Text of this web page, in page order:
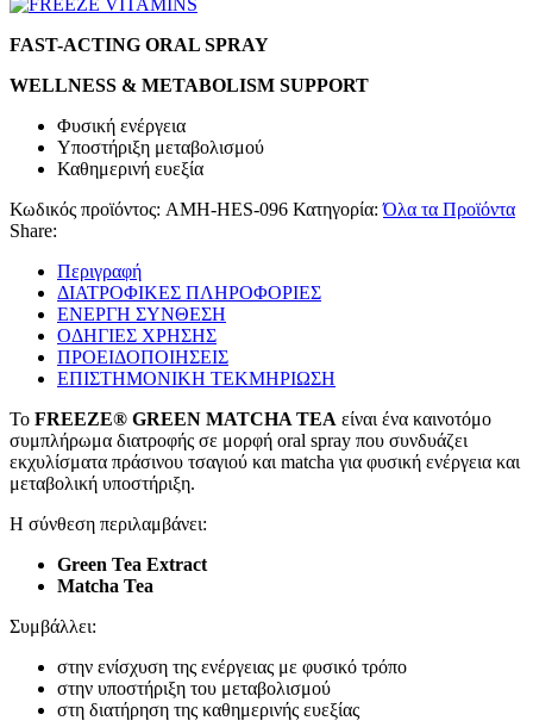
FAST-ACTING ORAL SPRAY
WELLNESS & METABOLISM SUPPORT
Φυσική ενέργεια
Υποστήριξη μεταβολισμού
Καθημερινή ευεξία
Κωδικός προϊόντος: AMH-HES-096 Κατηγορία: Όλα τα Προϊόντα
Share:
Περιγραφή
ΔΙΑΤΡΟΦΙΚΕΣ ΠΛΗΡΟΦΟΡΙΕΣ
ΕΝΕΡΓΗ ΣΥΝΘΕΣΗ
ΟΔΗΓΙΕΣ ΧΡΗΣΗΣ
ΠΡΟΕΙΔΟΠΟΙΗΣΕΙΣ
ΕΠΙΣΤΗΜΟΝΙΚΗ ΤΕΚΜΗΡΙΩΣΗ
Το FREEZE® GREEN MATCHA TEA είναι ένα καινοτόμο
συμπλήρωμα διατροφής σε μορφή oral spray που συνδυάζει
εκχυλίσματα πράσινου τσαγιού και matcha για φυσική ενέργεια και
μεταβολική υποστήριξη.
Η σύνθεση περιλαμβάνει:
Green Tea Extract
Matcha Tea
Συμβάλλει:
στην ενίσχυση της ενέργειας με φυσικό τρόπο
στην υποστήριξη του μεταβολισμού
στη διατήρηση της καθημερινής ευεξίας